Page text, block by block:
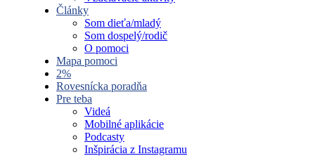
Články
Som dieťa/mladý
Som dospelý/rodič
O pomoci
Mapa pomoci
2%
Rovesnícka poradňa
Pre teba
Videá
Mobilné aplikácie
Podcasty
Inšpirácia z Instagramu